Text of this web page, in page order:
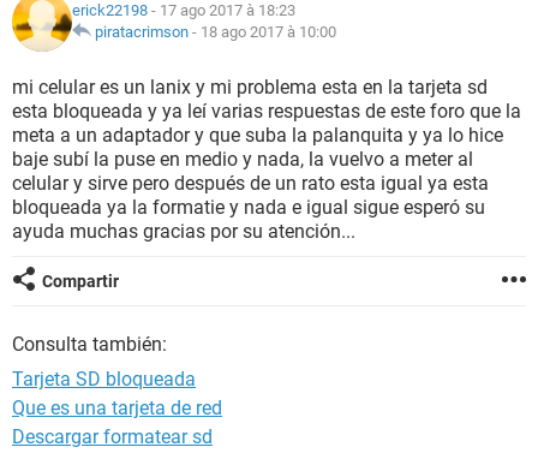
erick22198 - 17 ago 2017 à 18:23
piratacrimson - 18 ago 2017 à 10:00
mi celular es un lanix y mi problema esta en la tarjeta sd
esta bloqueada y ya leí varias respuestas de este foro que la
meta a un adaptador y que suba la palanquita y ya lo hice
baje subí la puse en medio y nada, la vuelvo a meter al
celular y sirve pero después de un rato esta igual ya esta
bloqueada ya la formatie y nada e igual sigue esperó su
ayuda muchas gracias por su atención...
Compartir
Consulta también:
Tarjeta SD bloqueada
Que es una tarjeta de red
Descargar formatear sd